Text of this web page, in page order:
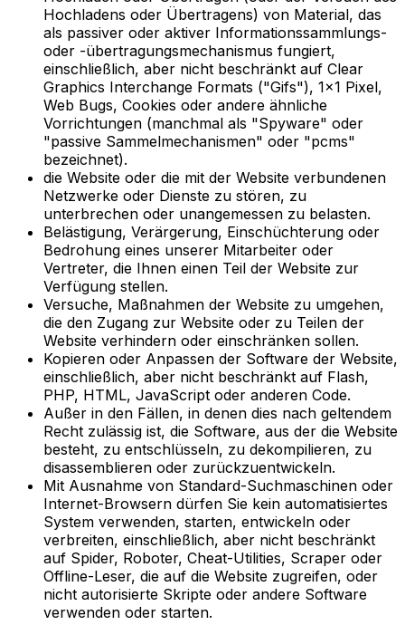
Hochladens oder Übertragens) von Material, das
als passiver oder aktiver Informationssammlungs-
oder -übertragungsmechanismus fungiert,
einschließlich, aber nicht beschränkt auf Clear
Graphics Interchange Formats ("Gifs"), 1×1 Pixel,
Web Bugs, Cookies oder andere ähnliche
Vorrichtungen (manchmal als "Spyware" oder
"passive Sammelmechanismen" oder "pcms"
bezeichnet).
die Website oder die mit der Website verbundenen
Netzwerke oder Dienste zu stören, zu
unterbrechen oder unangemessen zu belasten.
Belästigung, Verärgerung, Einschüchterung oder
Bedrohung eines unserer Mitarbeiter oder
Vertreter, die Ihnen einen Teil der Website zur
Verfügung stellen.
Versuche, Maßnahmen der Website zu umgehen,
die den Zugang zur Website oder zu Teilen der
Website verhindern oder einschränken sollen.
Kopieren oder Anpassen der Software der Website,
einschließlich, aber nicht beschränkt auf Flash,
PHP, HTML, JavaScript oder anderen Code.
Außer in den Fällen, in denen dies nach geltendem
Recht zulässig ist, die Software, aus der die Website
besteht, zu entschlüsseln, zu dekompilieren, zu
disassemblieren oder zurückzuentwickeln.
Mit Ausnahme von Standard-Suchmaschinen oder
Internet-Browsern dürfen Sie kein automatisiertes
System verwenden, starten, entwickeln oder
verbreiten, einschließlich, aber nicht beschränkt
auf Spider, Roboter, Cheat-Utilities, Scraper oder
Offline-Leser, die auf die Website zugreifen, oder
nicht autorisierte Skripte oder andere Software
verwenden oder starten.